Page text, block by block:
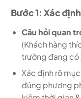
Bước 1: Xác
Câu hỏi quan
(Khách hàng
trường đang có
Xác định rõ
đúng phương